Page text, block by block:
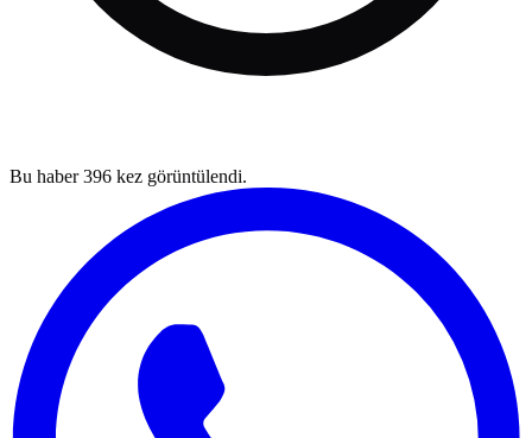
Bu haber396 kez görüntülendi.